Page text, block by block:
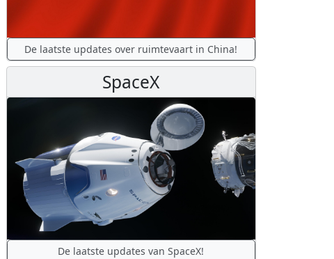
De laatste updates over ruimtevaart in China!
SpaceX
De laatste updates van SpaceX!